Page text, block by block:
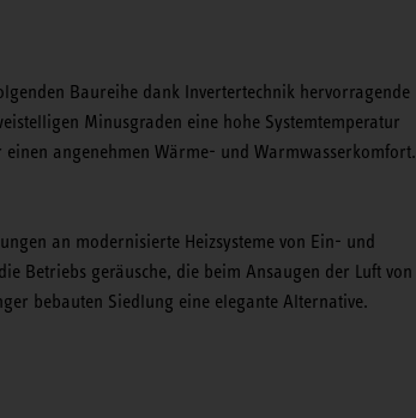
Baureihe dank Invertertechnik hervorragende
Minusgraden eine hohe Systemtemperatur
angenehmen Wärme- und Warmwasserkomfort.
an modernisierte Heizsysteme von Ein- und
Betriebs geräusche, die beim Ansaugen der Luft von
bebauten Siedlung eine elegante Alternative.